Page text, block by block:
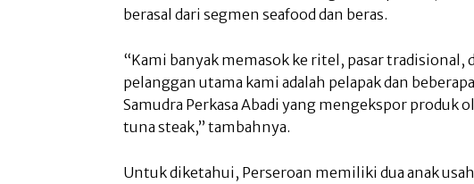
berasal dari segmen seafood dan beras.
“Kami banyak memasok ke ritel, pasar tradisional,
pelanggan utama kami adalah pelapak dan
Samudra Perkasa Abadi yang mengekspor produk
tuna steak,” tambahnya.
Untuk diketahui, Perseroan memiliki dua anak